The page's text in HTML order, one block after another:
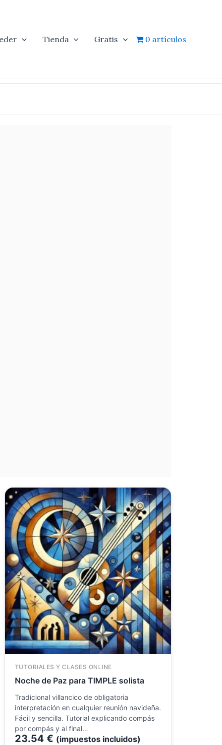
Tienda Gratis 0 artículos
TUTORIALES Y CLASES ONLINE
Noche de Paz para TIMPLE solista
Tradicional villancico de obligatoria
interpretación en cualquier reunión navideña.
Fácil y sencilla. Tutorial explicando compás
por compás y al final…
23.54 € (impuestos incluidos)